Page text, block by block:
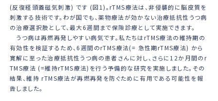
(反復経頭蓋磁気刺激) です (図1)。rTMS療法は、非侵襲的に脳皮質を
刺激する技術です。わが国でも、薬物療法が効かない治療抵抗性うつ病
の治療選択肢として、最大6週間まで保険診療として実施できます。
うつ病は再燃再発しやすい病気です。私たちはrTMS療法の維持期の
有効性を検証するため、6週間のrTMS療法(= 急性期rTMS療法) から
寛解に至った治療抵抗性うつ病の患者さんに対し、さらに12か月間のr
TMS療法 (=維持rTMS療法)を行う予備的な研究を実施しました。その
結果、維持 rTMS療法が再燃再発を防ぐために有用である可能性を報
告しました。